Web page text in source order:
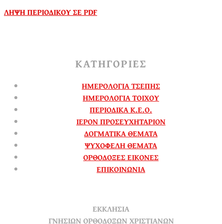
ΛΗΨΗ ΠΕΡΙΟΔΙΚΟΥ ΣΕ PDF
ΚΑΤΗΓΟΡΙΕΣ
ΗΜΕΡΟΛΟΓΙΑ ΤΣΕΠΗΣ
ΗΜΕΡΟΛΟΓΙΑ ΤΟΙΧΟΥ
ΠΕΡΙΟΔΙΚΑ Κ.Ε.Ο.
ΙΕΡΟΝ ΠΡΟΣΕΥΧΗΤΑΡΙΟΝ
ΔΟΓΜΑΤΙΚΑ ΘΕΜΑΤΑ
ΨΥΧΟΦΕΛΗ ΘΕΜΑΤΑ
ΟΡΘΟΔΟΞΕΣ ΕΙΚΟΝΕΣ
ΕΠΙΚΟΙΝΩΝΙΑ
ΕΚΚΛΗΣΙΑ
ΓΝΗΣΙΩΝ ΟΡΘΟΔΟΞΩΝ ΧΡΙΣΤΙΑΝΩΝ